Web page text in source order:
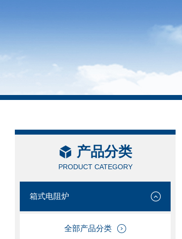
产品分类
PRODUCT CATEGORY
箱式电阻炉
全部产品分类